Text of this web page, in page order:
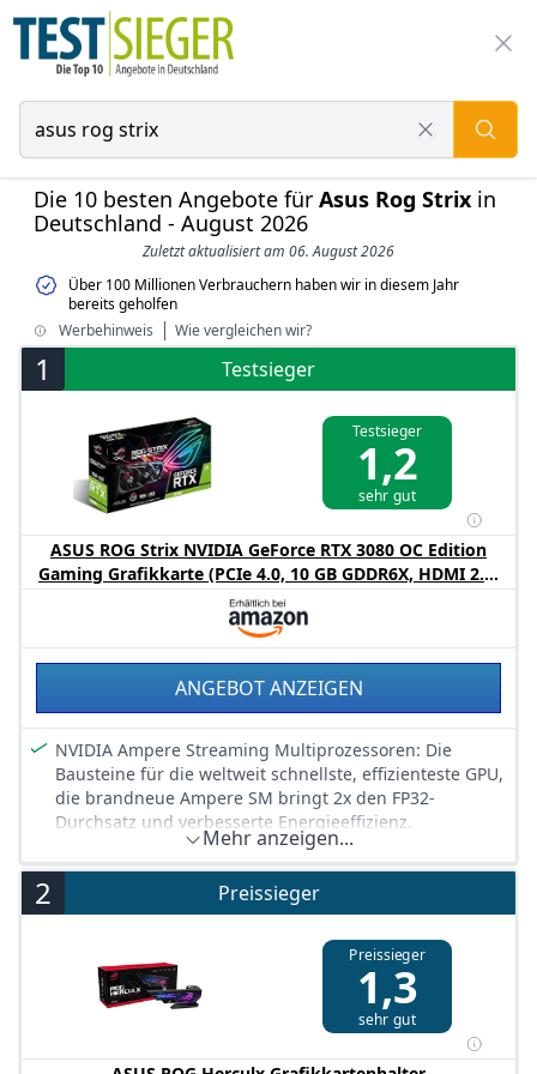
Die 10 besten Angebote für Asus Rog Strix in
Deutschland - August 2026
Zuletzt aktualisiert am 06. August 2026
Über 100 Millionen Verbrauchern haben wir in diesem Jahr
bereits geholfen
Werbehinweis
Wie vergleichen wir?
1 Testsieger
Testsieger
1,2
sehr gut
ASUS ROG Strix NVIDIA GeForce RTX 3080 OC Edition
Gaming Grafikkarte (PCIe 4.0, 10 GB GDDR6X, HDMI 2.1,
DisplayPort 1.4a, Axial-Tech Lüfter-Design, 2.9 Slot, Super
Alloy Power II, GPU Tweak II)
ANGEBOT ANZEIGEN
NVIDIA Ampere Streaming Multiprozessoren: Die
Bausteine für die weltweit schnellste, effizienteste GPU,
die brandneue Ampere SM bringt 2x den FP32-
Durchsatz und verbesserte Energieeffizienz.
RT Kerne der zweiten Generation: Erleben Sie den 2-
fachen Durchsatz der RT Kerne der 1. Generation sowie
gleichzeitige RT und Schattierung für eine ganz neue
Stufe der Strahlenverfolgung.
Tensor Kerne der 3. Generation: Erhalten Sie bis zu 2x
den Durchsatz mit struktureller Sparsität und
fortschrittlichen AI-Algorithmen wie DLSS. Jetzt mit
Unterstützung für bis zu 8K Auflösung, diese Kerne
bieten einen massiven Schub in der Spielleistung und
Mehr anzeigen...
2 Preissieger
Preissieger
1,3
sehr gut